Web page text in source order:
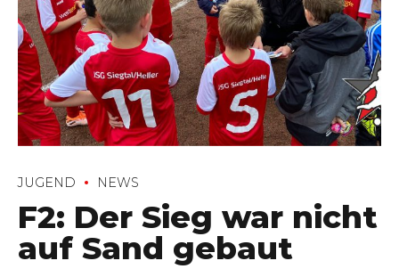
JUGEND NEWS
F2: Der Sieg war nicht
auf Sand gebaut